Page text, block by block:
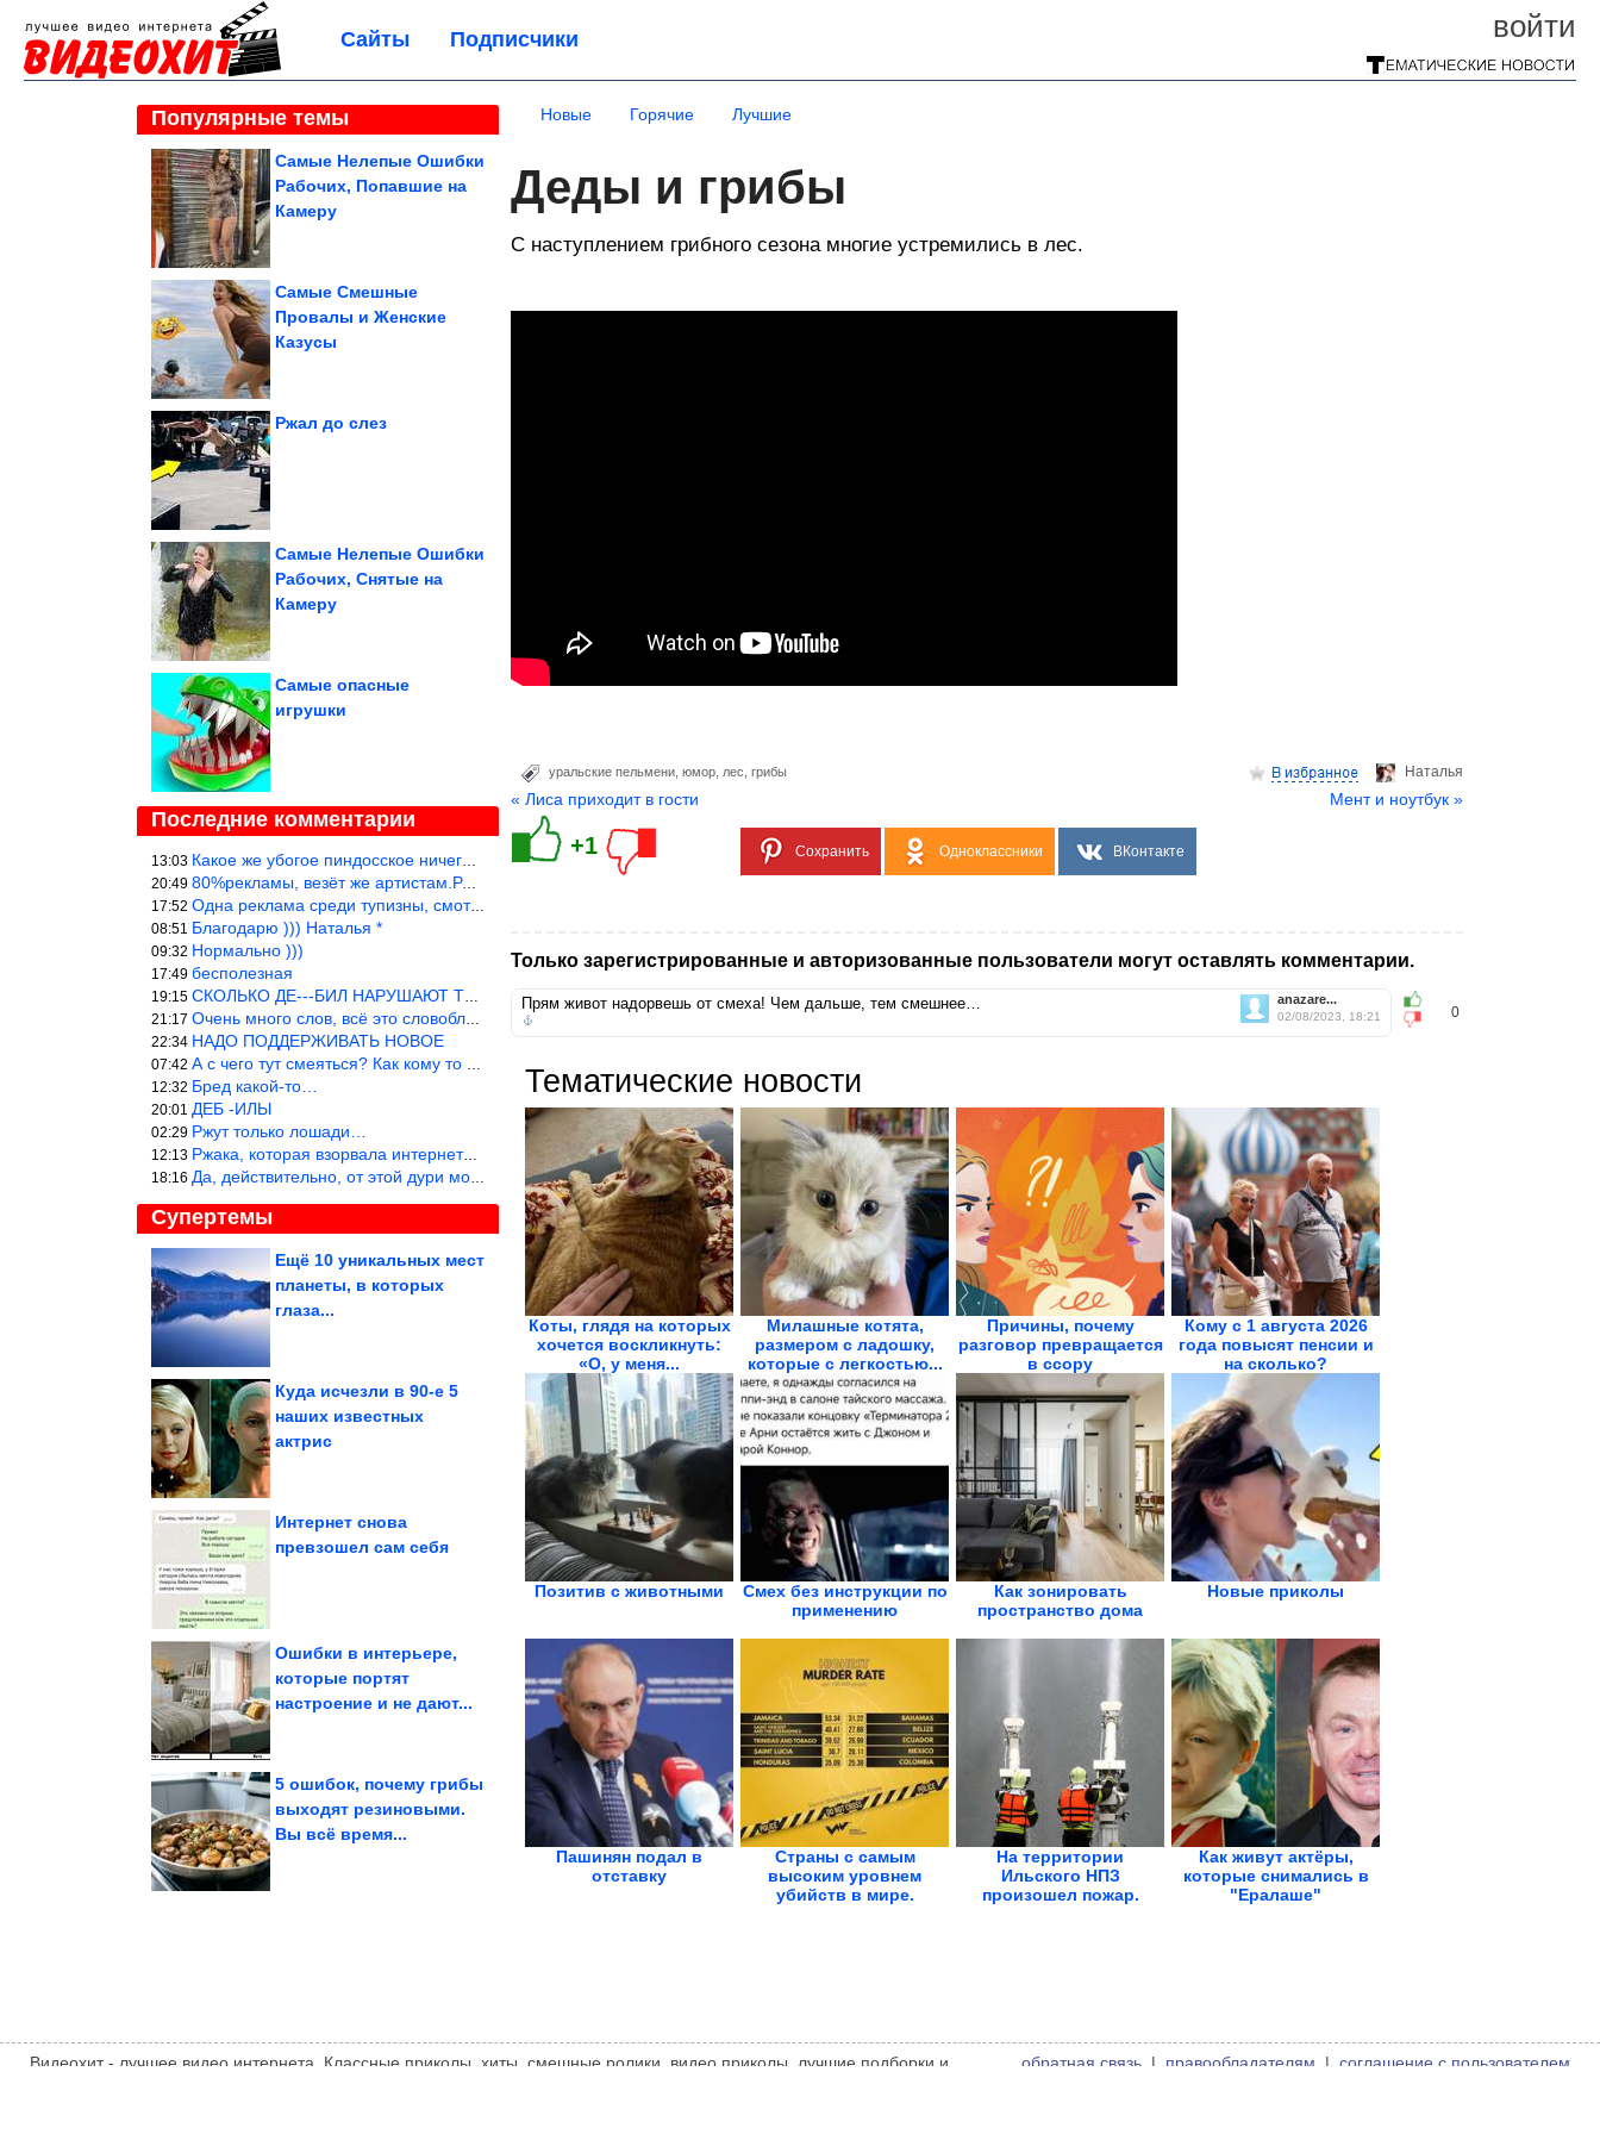
войти
Сайты Подписчики
Популярные темы
Самые Нелепые Ошибки
Рабочих, Попавшие на
Камеру
Самые Смешные
Провалы и Женские
Казусы
Ржал до слез
Самые Нелепые Ошибки
Рабочих, Снятые на
Камеру
Самые опасные
игрушки
Последние комментарии
13:03 Какое же убогое пиндосское ничего. Наташ, и не стыдно такую фигн
20:49 80%рекламы, везёт же артистам.Режиссёры, сценаристы вы где или к
17:52 Одна реклама среди тупизны, смотреть невозможно.
08:51 Благодарю ))) Наталья *
09:32 Нормально )))
17:49 бесполезная
19:15 СКОЛЬКО ДЕ---БИЛ НАРУШАЮТ ТЕХНИКУ БЕЗОПАСНОСТИ
21:17 Очень много слов, всё это словоблудие можно было уложить в 1 мин
22:34 НАДО ПОДДЕРЖИВАТЬ НОВОЕ
07:42 А с чего тут смеяться? Как кому то больно? Не смешно.
12:32 Бред какой-то…
20:01 ДЕБ -ИЛЫ
02:29 Ржут только лошади…
12:13 Ржака, которая взорвала интернет? Нет, количество рекламы выводи
18:16 Да, действительно, от этой дури можно ржать до слёз.
Супертемы
Ещё 10 уникальных мест
планеты, в которых
глаза...
Как старейший
оказался отрезан от
мира....
Куда исчезли в 90-е 5
наших известных
актрис
Интернет снова
превзошел сам себя
Ошибки в интерьере,
которые портят
настроение и не дают...
И снова приколы из
5 ошибок, почему грибы
выходят резиновыми.
Вы всё время...
Этим зразам из Литвы
нет равных – делюсь
рецептом....
Новые Горячие Лучшие
Деды и грибы
С наступлением грибного сезона многие устремились в лес.
Hаталья
уральские пельмени юмор лес грибы
« Лиса приходит в гости Мент и ноутбук »
+1 Сохранить Одноклассники ВКонтакте
Только зарегистрированные и авторизованные пользователи могут оставлять комментарии.
0
anazare...
02/08/2023, 18:21
Прям живот надорвешь от смеха! Чем дальше, тем смешнее…
Тематические новости
Коты, глядя на которых
хочется воскликнуть:
«О, у меня...
Милашные котята,
размером с ладошку,
которые с легкостью...
Причины, почему
разговор превращается
в ссору
Кому с 1 августа 2026
года повысят пенсии и
на сколько?
Позитив с животными
Смех без инструкции по
применению
Как зонировать
пространство дома
Новые приколы
Пашинян подал в
отставку
Страны с самым
высоким уровнем
убийств в мире.
На территории
Ильского НПЗ
произошел пожар.
Как живут актёры,
которые снимались в
"Ералаше"
Видеохит - лучшее видео интернета. Классные приколы, хиты, смешные ролики, видео приколы, лучшие подборки и
обратная связь | правообладателям | соглашение с пользователем